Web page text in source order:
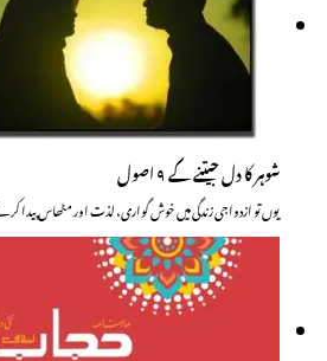
شوہر کا دل جیتنے کے ۹ اصول
یوں تو ازدواجی زندگی میں خوش گواری، لذت اور مٹھاس پیدا